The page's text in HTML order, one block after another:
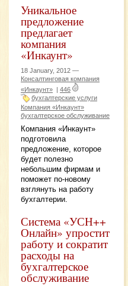
Уникальное
предложение
предлагает
компания
«Инкаунт»
18 January, 2012 —
Консалтинговая компания
«Инкаунт»
446
бухгалтерские услуги
Компания «Инкаунт»
бухгалтерское обслуживание
Компания «Инкаунт»
подготовила
предложение, которое
будет полезно
небольшим фирмам и
поможет по-новому
взглянуть на работу
бухгалтерии.
Система «УСН++
Онлайн» упростит
работу и сократит
расходы на
бухгалтерское
обслуживание